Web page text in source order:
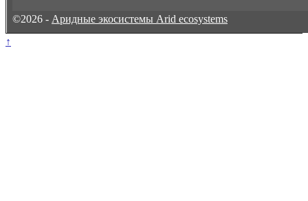
©2026 - Аридные экосистемы Arid ecosystems
↑